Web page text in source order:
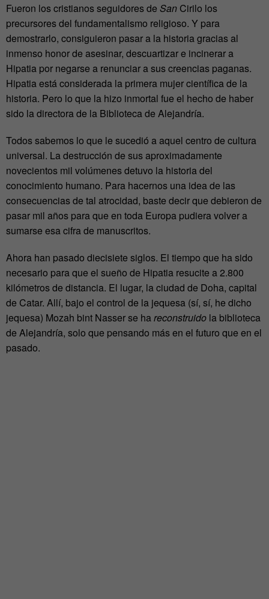
Fueron los cristianos seguidores de San Cirilo los
precursores del fundamentalismo religioso. Y para
demostrarlo, consiguieron pasar a la historia gracias al
inmenso honor de asesinar, descuartizar e incinerar a
Hipatia por negarse a renunciar a sus creencias paganas.
Hipatia está considerada la primera mujer científica de la
historia. Pero lo que la hizo inmortal fue el hecho de haber
sido la directora de la Biblioteca de Alejandría.
Todos sabemos lo que le sucedió a aquel centro de cultura
universal. La destrucción de sus aproximadamente
novecientos mil volúmenes detuvo la historia del
conocimiento humano. Para hacernos una idea de las
consecuencias de tal atrocidad, baste decir que debieron de
pasar mil años para que en toda Europa pudiera volver a
sumarse esa cifra de manuscritos.
Ahora han pasado diecisiete siglos. El tiempo que ha sido
necesario para que el sueño de Hipatia resucite a 2.800
kilómetros de distancia. El lugar, la ciudad de Doha, capital
de Catar. Allí, bajo el control de la jequesa (sí, sí, he dicho
jequesa) Mozah bint Nasser se hareconstruido la biblioteca
de Alejandría, solo que pensando más en el futuro que en el
pasado.